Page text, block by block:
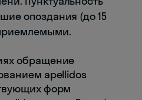
опоздания (до 15
обращение
apellidos
форм